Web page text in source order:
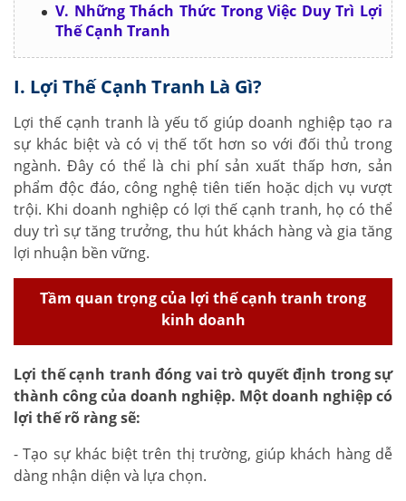
V. Những Thách Thức Trong Việc Duy Trì Lợi
Thế Cạnh Tranh
I. Lợi Thế Cạnh Tranh Là Gì?
Lợi thế cạnh tranh là yếu tố giúp doanh nghiệp tạo ra
sự khác biệt và có vị thế tốt hơn so với đối thủ trong
ngành. Đây có thể là chi phí sản xuất thấp hơn, sản
phẩm độc đáo, công nghệ tiên tiến hoặc dịch vụ vượt
trội. Khi doanh nghiệp có lợi thế cạnh tranh, họ có thể
duy trì sự tăng trưởng, thu hút khách hàng và gia tăng
lợi nhuận bền vững.
Tầm quan trọng của lợi thế cạnh tranh trong
kinh doanh
Lợi thế cạnh tranh đóng vai trò quyết định trong sự
thành công của doanh nghiệp. Một doanh nghiệp có
lợi thế rõ ràng sẽ:
- Tạo sự khác biệt trên thị trường, giúp khách hàng dễ
dàng nhận diện và lựa chọn.